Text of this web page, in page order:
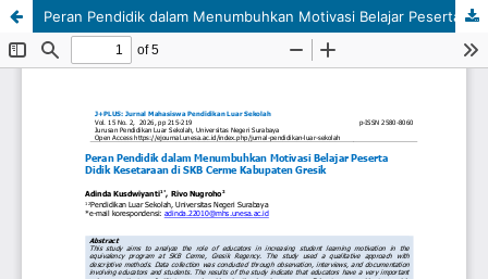
Peran Pendidik dalam Menumbuhkan Motivasi Belajar Peserta Didik Kesetaraan di SKB Cerme Kabupaten Gresik